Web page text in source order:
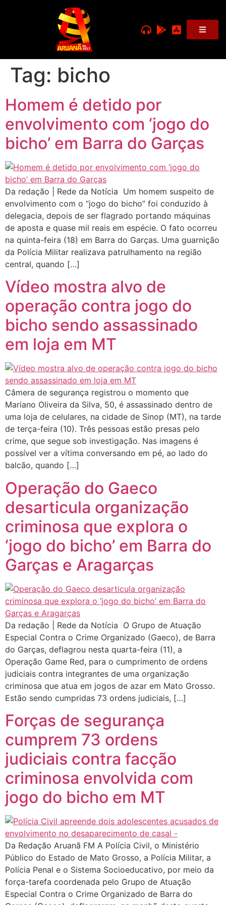
Tag: bicho
Homem é detido por
envolvimento com ‘jogo do
bicho’ em Barra do Garças
Da redação | Rede da Notícia Um homem suspeito de
envolvimento com o “jogo do bicho” foi conduzido à
delegacia, depois de ser flagrado portando máquinas
de aposta e quase mil reais em espécie. O fato ocorreu
na quinta-feira (18) em Barra do Garças. Uma guarnição
da Polícia Militar realizava patrulhamento na região
central, quando […]
Vídeo mostra alvo de
operação contra jogo do
bicho sendo assassinado
em loja em MT
Câmera de segurança registrou o momento que
Mariano Oliveira da Silva, 50, é assassinado dentro de
uma loja de celulares, na cidade de Sinop (MT), na tarde
de terça-feira (10). Três pessoas estão presas pelo
crime, que segue sob investigação. Nas imagens é
possível ver a vítima conversando em pé, ao lado do
balcão, quando […]
Operação do Gaeco
desarticula organização
criminosa que explora o
‘jogo do bicho’ em Barra do
Garças e Aragarças
Da redação | Rede da Notícia O Grupo de Atuação
Especial Contra o Crime Organizado (Gaeco), de Barra
do Garças, deflagrou nesta quarta-feira (11), a
Operação Game Red, para o cumprimento de ordens
judiciais contra integrantes de uma organização
criminosa que atua em jogos de azar em Mato Grosso.
Estão sendo cumpridas 73 ordens judiciais, […]
Forças de segurança
cumprem 73 ordens
judiciais contra facção
criminosa envolvida com
jogo do bicho em MT
Da Redação Aruanã FM A Polícia Civil, o Ministério
Público do Estado de Mato Grosso, a Polícia Militar, a
Polícia Penal e o Sistema Socioeducativo, por meio da
força-tarefa coordenada pelo Grupo de Atuação
Especial Contra o Crime Organizado de Barra do